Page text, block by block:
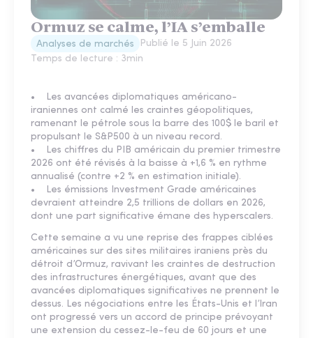
Ormuz se calme, l’IA s’emballe
Analyses de marchés Publié le 5 Juin 2026
Temps de lecture : 3min
• Les avancées diplomatiques américano-
iraniennes ont calmé les craintes géopolitiques,
ramenant le pétrole sous la barre des 100$ le baril et
propulsant le S&P500 à un niveau record.
• Les chiffres du PIB américain du premier trimestre
2026 ont été révisés à la baisse à +1,6 % en rythme
annualisé (contre +2 % en estimation initiale).
• Les émissions Investment Grade américaines
devraient atteindre 2,5 trillions de dollars en 2026,
dont une part significative émane des hyperscalers.
Cette semaine a vu une reprise des frappes ciblées
américaines sur des sites militaires iraniens près du
détroit d’Ormuz, ravivant les craintes de destruction
des infrastructures énergétiques, avant que des
avancées diplomatiques significatives ne prennent le
dessus. Les négociations entre les États-Unis et l’Iran
ont progressé vers un accord de principe prévoyant
une extension du cessez-le-feu de 60 jours et une